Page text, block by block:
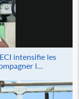
intensifie les
l...